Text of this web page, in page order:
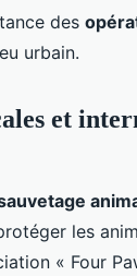
des
urbain.
et
les
« Four